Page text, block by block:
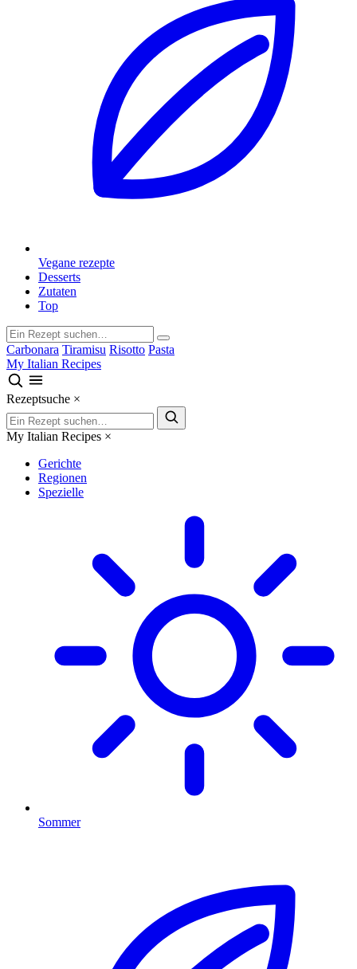
Vegane rezepte
Desserts
Zutaten
Top
Carbonara Tiramisu Risotto Pasta
My Italian Recipes
Rezeptsuche ×
My Italian Recipes ×
Gerichte
Regionen
Spezielle
Sommer